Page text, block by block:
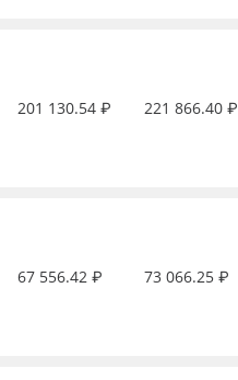
201 130.54 ₽ 221 866.40 ₽
67 556.42 ₽ 73 066.25 ₽